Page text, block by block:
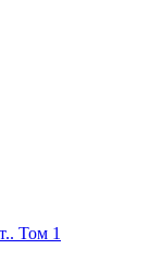
Том 1